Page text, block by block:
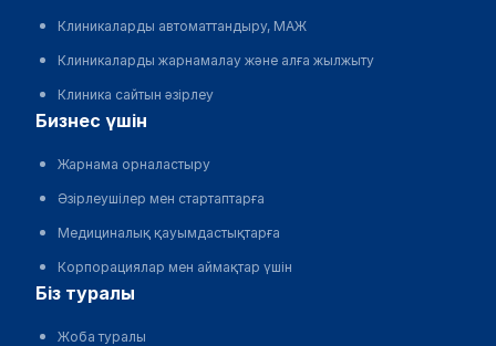
Клиникаларды автоматтандыру, МАЖ
Клиникаларды жарнамалау және алға жылжыту
Клиника сайтын әзірлеу
бизнес үшін
Жарнама орналастыру
Әзірлеушілер мен стартаптарға
Медициналық қауымдастықтарға
Корпорациялар мен аймақтар үшін
біз туралы
Жоба туралы